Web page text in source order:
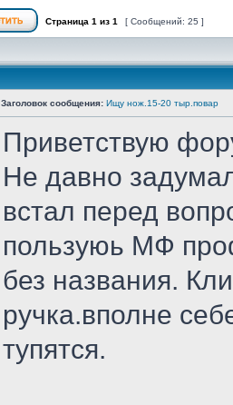
Страница 1 из 1 [ Сообщений: 25 ]
Заголовок сообщения: Ищу нож.15-20 тыр.повар
Приветствую
Не давно
встал перед
пользуюь МФ
без названия.
ручка.вполне
тупятся.